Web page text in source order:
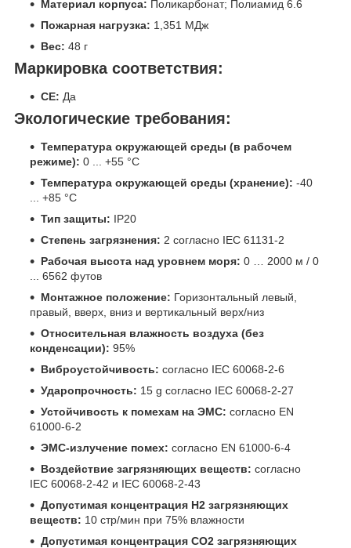
Материал корпуса: Поликарбонат; Полиамид 6.6
Пожарная нагрузка: 1,351 МДж
Вес: 48 г
Маркировка соответствия:
CE: Да
Экологические требования:
Температура окружающей среды (в рабочем
режиме): 0 ... +55 °C
Температура окружающей среды (хранение): -40
... +85 °C
Тип защиты: IP20
Степень загрязнения: 2 согласно IEC 61131-2
Рабочая высота над уровнем моря: 0 … 2000 м / 0
... 6562 футов
Монтажное положение: Горизонтальный левый,
правый, вверх, вниз и вертикальный верх/низ
Относительная влажность воздуха (без
конденсации): 95%
Виброустойчивость: согласно IEC 60068-2-6
Ударопрочность: 15 g согласно IEC 60068-2-27
Устойчивость к помехам на ЭМС: согласно EN
61000-6-2
ЭМС-излучение помех: согласно EN 61000-6-4
Воздействие загрязняющих веществ: согласно
IEC 60068-2-42 и IEC 60068-2-43
Допустимая концентрация H2 загрязняющих
веществ: 10 стр/мин при 75% влажности
Допустимая концентрация CO2 загрязняющих